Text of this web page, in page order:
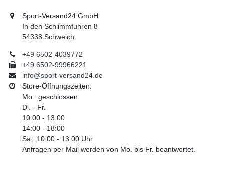
Sport-Versand24 GmbH
In den Schlimmfuhren 8
54338 Schweich
+49 6502-4039772
+49 6502-99966221
info@sport-versand24.de
Store-Öffnungszeiten:
Mo.: geschlossen
Di. - Fr.
10:00 - 13:00
14:00 - 18:00
Sa.: 10:00 - 13:00 Uhr
Anfragen per Mail werden von Mo. bis Fr. beantwortet.